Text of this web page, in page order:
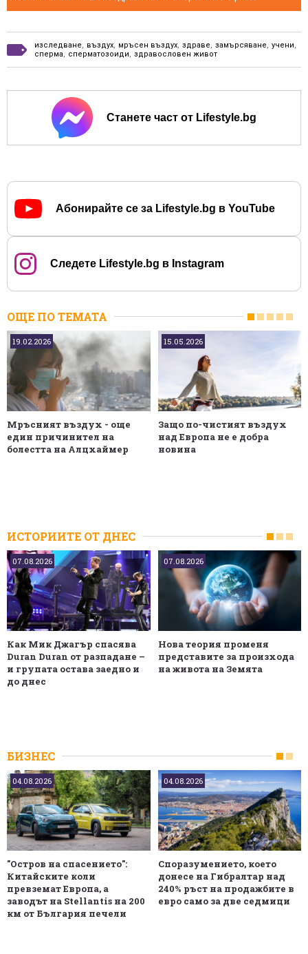
изследване въздух мръсен въздух здраве замърсяване учени
сперма
сперматозоиди здравословен живот
Станете част от Lifestyle.bg
Абонирайте се за Lifestyle.bg в YouTube
Следете Lifestyle.bg в Instagram
ОЩЕ ПО ТЕМАТА
19.02.2026
Мръсният въздух - още
един причинител на
болестта на Алцхаймер
15.05.2026
Защо по-чистият въздух
над Европа не е добра
новина
ИСТОРИИТЕ ОТ ДНЕС
07.08.2026
Как Мик Джагър спасява
Duran Duran от разпадане –
и групата остава заедно и
до днес
07.08.2026
Нова теория променя
представите за произхода
на живота на Земята
БИЗНЕС
04.08.2026
"Остров на спасението":
Китайските коли
превземат Европа, а
заводът на Stellantis на 200
км от България печели
04.08.2026
Споразумението, което
донесе на Гибралтар над
240% ръст на продажбите в
евро само за две седмици